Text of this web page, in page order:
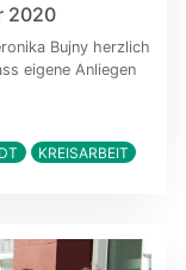
2020
Bujny herzlich
eigene Anliegen
KREISARBEIT